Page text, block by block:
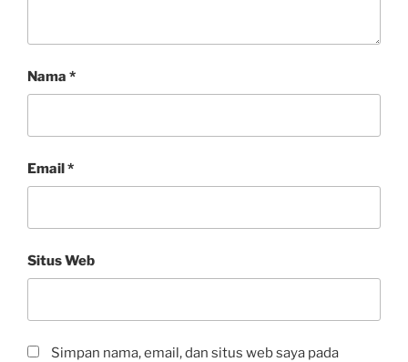
Nama *
Email*
Situs Web
Simpan nama, email, dan situs web saya pada